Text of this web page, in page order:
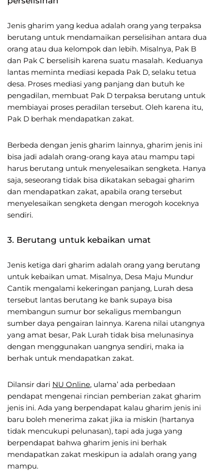
Jenis gharim yang kedua adalah orang yang terpaksa
berutang untuk mendamaikan perselisihan antara dua
orang atau dua kelompok dan lebih. Misalnya, Pak B
dan Pak C berselisih karena suatu masalah. Keduanya
lantas meminta mediasi kepada Pak D, selaku tetua
desa. Proses mediasi yang panjang dan butuh ke
pengadilan, membuat Pak D terpaksa berutang untuk
membiayai proses peradilan tersebut. Oleh karena itu,
Pak D berhak mendapatkan zakat.
Berbeda dengan jenis gharim lainnya, gharim jenis ini
bisa jadi adalah orang-orang kaya atau mampu tapi
harus berutang untuk menyelesaikan sengketa. Hanya
saja, seseorang tidak bisa dikatakan sebagai gharim
dan mendapatkan zakat, apabila orang tersebut
menyelesaikan sengketa dengan merogoh koceknya
sendiri.
3. Berutang untuk kebaikan umat
Jenis ketiga dari gharim adalah orang yang berutang
untuk kebaikan umat. Misalnya, Desa Maju Mundur
Cantik mengalami kekeringan panjang, Lurah desa
tersebut lantas berutang ke bank supaya bisa
membangun sumur bor sekaligus membangun
sumber daya pengairan lainnya. Karena nilai utangnya
yang amat besar, Pak Lurah tidak bisa melunasinya
dengan menggunakan uangnya sendiri, maka ia
berhak untuk mendapatkan zakat.
Dilansir dari NU Online, ulama’ ada perbedaan
pendapat mengenai rincian pemberian zakat gharim
jenis ini. Ada yang berpendapat kalau gharim jenis ini
baru boleh menerima zakat jika ia miskin (hartanya
tidak mencukupi pelunasan), tapi ada juga yang
berpendapat bahwa gharim jenis ini berhak
mendapatkan zakat meskipun ia adalah orang yang
mampu.